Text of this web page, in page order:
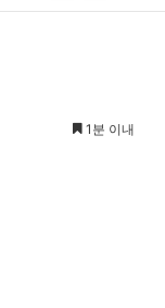
1분 이내